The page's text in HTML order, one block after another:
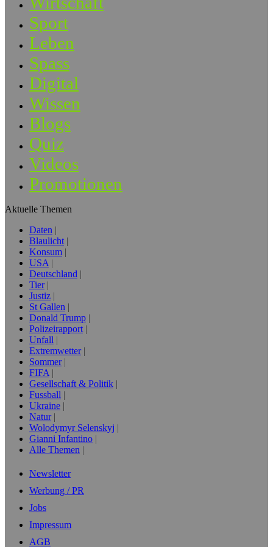
Sport
Leben
Spass
Digital
Wissen
Blogs
Quiz
Videos
Promotionen
Aktuelle Themen
Daten
Blaulicht
Konsum
USA
Deutschland
Tier
Justiz
St Gallen
Donald Trump
Polizeirapport
Unfall
Extremwetter
Sommer
FIFA
Gesellschaft & Politik
Fussball
Ukraine
Natur
Wolodymyr Selenskyj
Gianni Infantino
Alle Themen
Newsletter
Werbung / PR
Jobs
Impressum
AGB